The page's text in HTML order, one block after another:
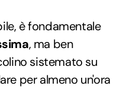
è fondamentale
, ma ben
sistemato su
per almeno un'ora